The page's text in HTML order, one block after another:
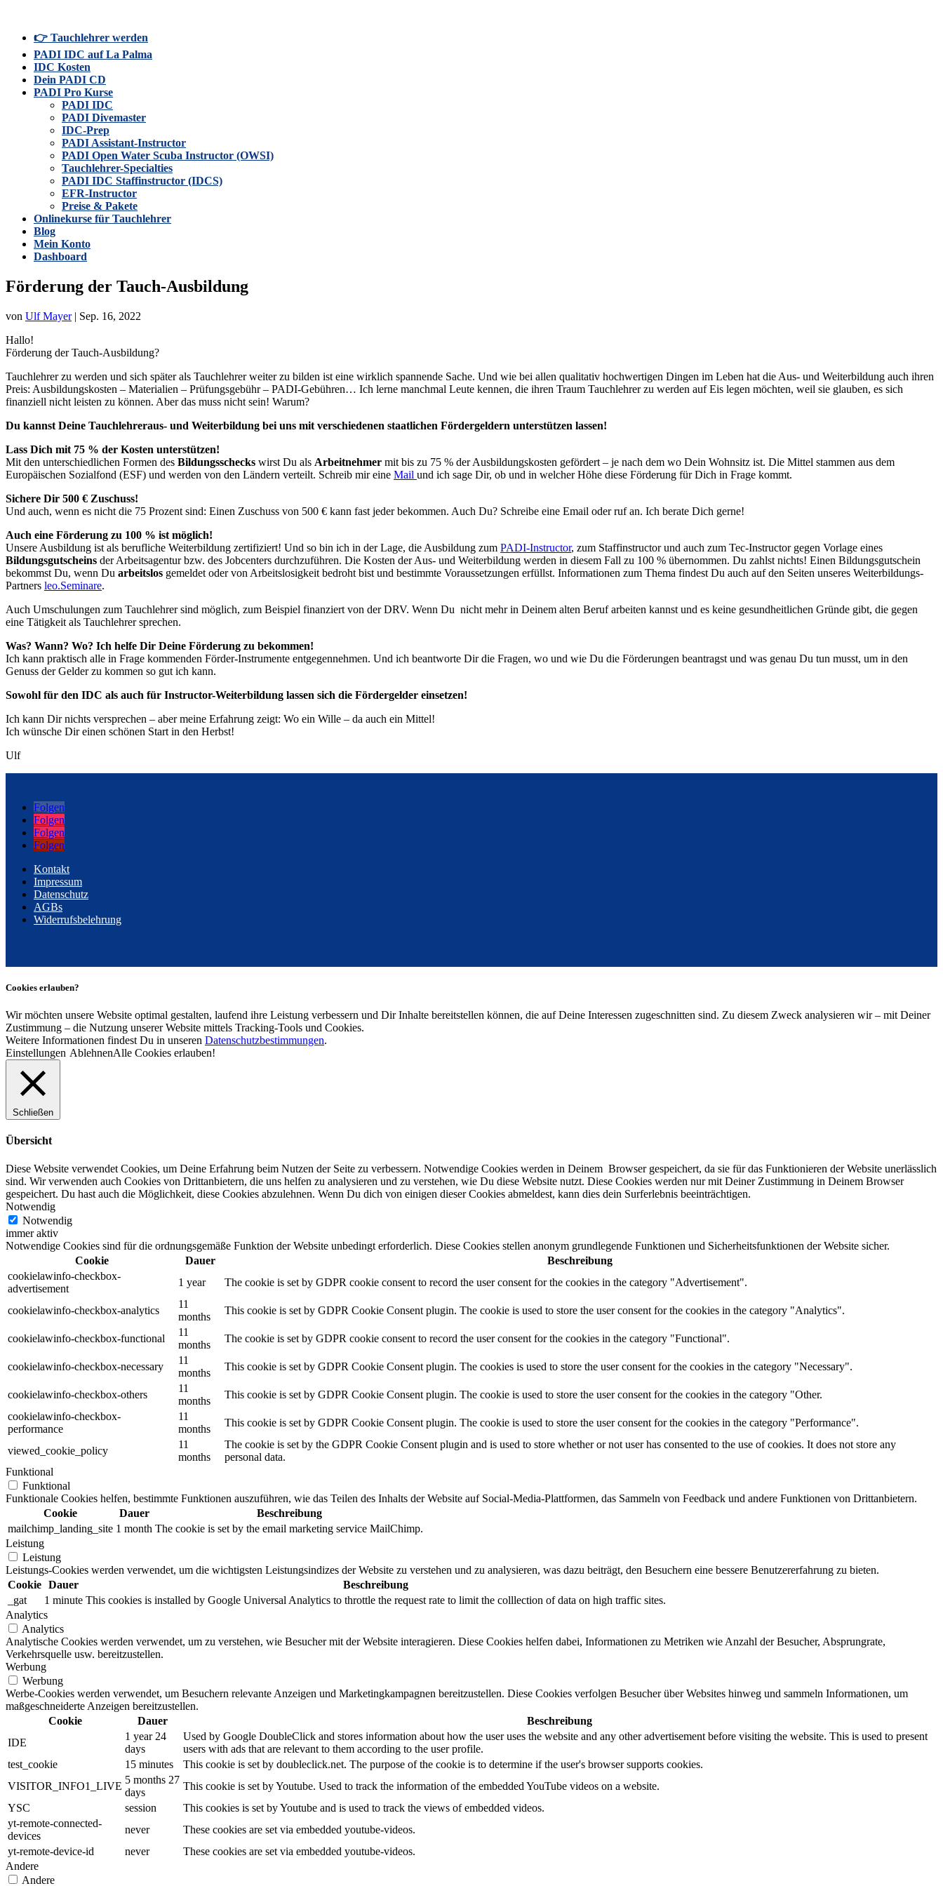
👉 Tauchlehrer werden
PADI IDC auf La Palma
IDC Kosten
Dein PADI CD
PADI Pro Kurse
PADI IDC
PADI Divemaster
IDC-Prep
PADI Assistant-Instructor
PADI Open Water Scuba Instructor (OWSI)
Tauchlehrer-Specialties
PADI IDC Staffinstructor (IDCS)
EFR-Instructor
Preise & Pakete
Onlinekurse für Tauchlehrer
Blog
Mein Konto
Dashboard
Förderung der Tauch-Ausbildung
von Ulf Mayer| Sep. 16, 2022
Hallo!
Förderung der Tauch-Ausbildung?
Tauchlehrer zu werden und sich später als Tauchlehrer weiter zu bilden ist eine wirklich spannende Sache. Und wie bei allen qualitativ hochwertigen Dingen im Leben hat die Aus- und Weiterbildung auch ihren
Preis: Ausbildungskosten – Materialien – Prüfungsgebühr – PADI-Gebühren… Ich lerne manchmal Leute kennen, die ihren Traum Tauchlehrer zu werden auf Eis legen möchten, weil sie glauben, es sich
finanziell nicht leisten zu können. Aber das muss nicht sein! Warum?
Du kannst Deine Tauchlehreraus- und Weiterbildung bei uns mit verschiedenen staatlichen Fördergeldern unterstützen lassen!
Lass Dich mit 75 % der Kosten unterstützen!
Mit den unterschiedlichen Formen des Bildungsschecks wirst Du als Arbeitnehmer mit bis zu 75 % der Ausbildungskosten gefördert – je nach dem wo Dein Wohnsitz ist. Die Mittel stammen aus dem
Europäischen Sozialfond (ESF) und werden von den Ländern verteilt. Schreib mir eine Mail und ich sage Dir, ob und in welcher Höhe diese Förderung für Dich in Frage kommt.
Sichere Dir 500 € Zuschuss!
Und auch, wenn es nicht die 75 Prozent sind: Einen Zuschuss von 500 € kann fast jeder bekommen. Auch Du? Schreibe eine Email oder ruf an. Ich berate Dich gerne!
Auch eine Förderung zu 100 % ist möglich!
Unsere Ausbildung ist als berufliche Weiterbildung zertifiziert! Und so bin ich in der Lage, die Ausbildung zum PADI-Instructor, zum Staffinstructor und auch zum Tec-Instructor gegen Vorlage eines
Bildungsgutscheins der Arbeitsagentur bzw. des Jobcenters durchzuführen. Die Kosten der Aus- und Weiterbildung werden in diesem Fall zu 100 % übernommen. Du zahlst nichts! Einen Bildungsgutschein
bekommst Du, wenn Du arbeitslos gemeldet oder von Arbeitslosigkeit bedroht bist und bestimmte Voraussetzungen erfüllst. Informationen zum Thema findest Du auch auf den Seiten unseres Weiterbildungs-
Partners leo.Seminare.
Auch Umschulungen zum Tauchlehrer sind möglich, zum Beispiel finanziert von der DRV. Wenn Du nicht mehr in Deinem alten Beruf arbeiten kannst und es keine gesundheitlichen Gründe gibt, die gegen
eine Tätigkeit als Tauchlehrer sprechen.
Was? Wann? Wo? Ich helfe Dir Deine Förderung zu bekommen!
Ich kann praktisch alle in Frage kommenden Förder-Instrumente entgegennehmen. Und ich beantworte Dir die Fragen, wo und wie Du die Förderungen beantragst und was genau Du tun musst, um in den
Genuss der Gelder zu kommen so gut ich kann.
Sowohl für den IDC als auch für Instructor-Weiterbildung lassen sich die Fördergelder einsetzen!
Ich kann Dir nichts versprechen – aber meine Erfahrung zeigt: Wo ein Wille – da auch ein Mittel!
Ich wünsche Dir einen schönen Start in den Herbst!
Ulf
Folgen
Folgen
Folgen
Folgen
Kontakt
Impressum
Datenschutz
AGBs
Widerrufsbelehrung
Cookies erlauben?
Wir möchten unsere Website optimal gestalten, laufend ihre Leistung verbessern und Dir Inhalte bereitstellen können, die auf Deine Interessen zugeschnitten sind. Zu diesem Zweck analysieren wir – mit Deiner
Zustimmung – die Nutzung unserer Website mittels Tracking-Tools und Cookies.
Weitere Informationen findest Du in unseren Datenschutzbestimmungen.
Einstellungen AblehnenAlle Cookies erlauben!
Schließen
Übersicht
Diese Website verwendet Cookies, um Deine Erfahrung beim Nutzen der Seite zu verbessern. Notwendige Cookies werden in Deinem Browser gespeichert, da sie für das Funktionieren der Website unerlässlich
sind. Wir verwenden auch Cookies von Drittanbietern, die uns helfen zu analysieren und zu verstehen, wie Du diese Website nutzt. Diese Cookies werden nur mit Deiner Zustimmung in Deinem Browser
gespeichert. Du hast auch die Möglichkeit, diese Cookies abzulehnen. Wenn Du dich von einigen dieser Cookies abmeldest, kann dies dein Surferlebnis beeinträchtigen.
Notwendig
Notwendig
immer aktiv
Notwendige Cookies sind für die ordnungsgemäße Funktion der Website unbedingt erforderlich. Diese Cookies stellen anonym grundlegende Funktionen und Sicherheitsfunktionen der Website sicher.
Cookie
Dauer
Beschreibung
cookielawinfo-checkbox-
advertisement
1 year The cookie is set by GDPR cookie consent to record the user consent for the cookies in the category "Advertisement".
cookielawinfo-checkbox-analytics
11
months
This cookie is set by GDPR Cookie Consent plugin. The cookie is used to store the user consent for the cookies in the category "Analytics".
cookielawinfo-checkbox-functional
11
months
The cookie is set by GDPR cookie consent to record the user consent for the cookies in the category "Functional".
cookielawinfo-checkbox-necessary
11
months
This cookie is set by GDPR Cookie Consent plugin. The cookies is used to store the user consent for the cookies in the category "Necessary".
cookielawinfo-checkbox-others
11
months
This cookie is set by GDPR Cookie Consent plugin. The cookie is used to store the user consent for the cookies in the category "Other.
cookielawinfo-checkbox-
performance
11
months
This cookie is set by GDPR Cookie Consent plugin. The cookie is used to store the user consent for the cookies in the category "Performance".
viewed_cookie_policy
11
months
The cookie is set by the GDPR Cookie Consent plugin and is used to store whether or not user has consented to the use of cookies. It does not store any
personal data.
Funktional
Funktional
Funktionale Cookies helfen, bestimmte Funktionen auszuführen, wie das Teilen des Inhalts der Website auf Social-Media-Plattformen, das Sammeln von Feedback und andere Funktionen von Drittanbietern.
Cookie
Dauer
Beschreibung
mailchimp_landing_site 1 month The cookie is set by the email marketing service MailChimp.
Leistung
Leistung
Leistungs-Cookies werden verwendet, um die wichtigsten Leistungsindizes der Website zu verstehen und zu analysieren, was dazu beiträgt, den Besuchern eine bessere Benutzererfahrung zu bieten.
Cookie Dauer
Beschreibung
_gat
1 minute This cookies is installed by Google Universal Analytics to throttle the request rate to limit the colllection of data on high traffic sites.
Analytics
Analytics
Analytische Cookies werden verwendet, um zu verstehen, wie Besucher mit der Website interagieren. Diese Cookies helfen dabei, Informationen zu Metriken wie Anzahl der Besucher, Absprungrate,
Verkehrsquelle usw. bereitzustellen.
Werbung
Werbung
Werbe-Cookies werden verwendet, um Besuchern relevante Anzeigen und Marketingkampagnen bereitzustellen. Diese Cookies verfolgen Besucher über Websites hinweg und sammeln Informationen, um
maßgeschneiderte Anzeigen bereitzustellen.
Cookie
Dauer
Beschreibung
IDE
1 year 24
days
Used by Google DoubleClick and stores information about how the user uses the website and any other advertisement before visiting the website. This is used to present
users with ads that are relevant to them according to the user profile.
test_cookie
15 minutes
This cookie is set by doubleclick.net. The purpose of the cookie is to determine if the user's browser supports cookies.
VISITOR_INFO1_LIVE
5 months 27
days
This cookie is set by Youtube. Used to track the information of the embedded YouTube videos on a website.
YSC
session
This cookies is set by Youtube and is used to track the views of embedded videos.
yt-remote-connected-
devices
never
These cookies are set via embedded youtube-videos.
yt-remote-device-id
never
These cookies are set via embedded youtube-videos.
Andere
Andere